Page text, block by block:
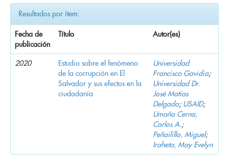
Resultados por ítem:
Fecha de
publicación
Título Autor(es)
2020
Estudio sobre el fenómeno
de la corrupción en El
Salvador y sus efectos en la
ciudadanía
Universidad
Francisco Gavidia;
Universidad Dr.
José Matías
Delgado; USAID;
Umaña Cerna,
Carlos A.;
Peñailillo, Miguel;
Iraheta, May Evelyn